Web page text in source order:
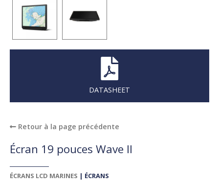
DATASHEET
Retour à la page précédente
Écran 19 pouces Wave II
ÉCRANS LCD MARINES | ÉCRANS